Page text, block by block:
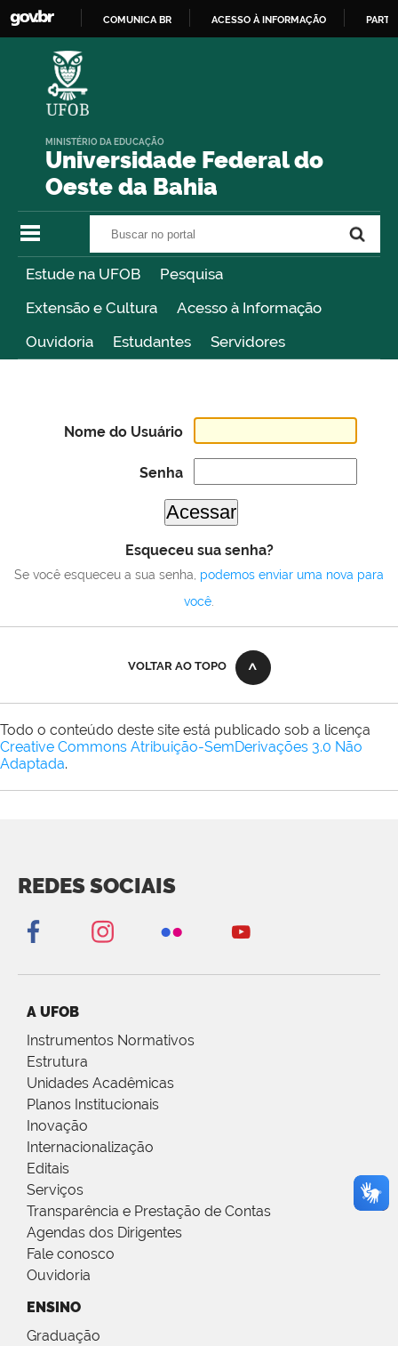
COMUNICA BR ACESSO À INFORMAÇÃO
Universidade Federal do
Oeste da Bahia
MINISTÉRIO DA EDUCAÇÃO
Estude na UFOB
Pesquisa
Extensão e Cultura
Acesso à Informação
Ouvidoria
Estudantes Servidores
Nome do Usuário
Senha
Esqueceu sua senha?
Se você esqueceu a sua senha, podemos enviar uma nova para
você
VOLTAR AO TOPO
Todo o conteúdo deste site está publicado sob a licença
Creative Commons Atribuição-SemDerivações 3.0 Não
Adaptada.
REDES SOCIAIS
A UFOB
Instrumentos Normativos
Estrutura
Unidades Acadêmicas
Planos Institucionais
Inovação
Internacionalização
Editais
Serviços
Transparência e Prestação de Contas
Agendas dos Dirigentes
Fale conosco
Ouvidoria
ENSINO
Graduação